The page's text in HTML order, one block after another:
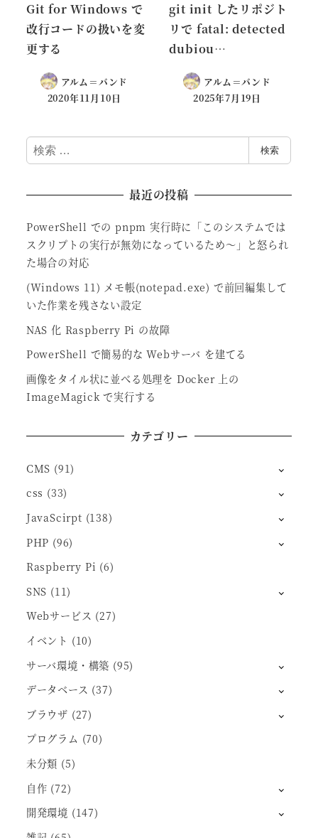
Git for Windows で
改行コードの扱いを変
更する
アルム＝バンド
2020年11月10日
git init したリポジト
リで fatal: detected
dubiou…
アルム＝バンド
2025年7月19日
検
索
検索
最近の投稿
PowerShell での pnpm 実行時に「このシステムでは
スクリプトの実行が無効になっているため～」と怒られ
た場合の対応
(Windows 11) メモ帳(notepad.exe) で前回編集して
いた作業を残さない設定
NAS 化 Raspberry Pi の故障
PowerShell で簡易的な Webサーバ を建てる
画像をタイル状に並べる処理を Docker 上の
ImageMagick で実行する
カテゴリー
CMS (91)
css (33)
JavaScirpt (138)
PHP (96)
Raspberry Pi (6)
SNS (11)
Webサービス (27)
イベント (10)
サーバ環境・構築 (95)
データベース (37)
ブラウザ (27)
プログラム (70)
未分類 (5)
自作 (72)
開発環境 (147)